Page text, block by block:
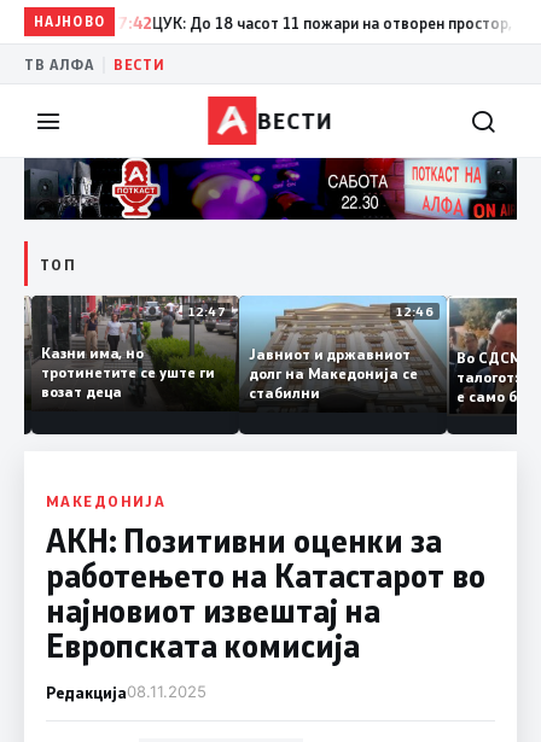
НАЈНОВО
17:42 ЦУК: До 18 часот 11 пожари на отворен простор, од кои
ТВ АЛФА ВЕСТИ
ВЕСТИ
ТОП
12:50
и
12:47
Казни има, но
тротинетите се уште ги
возат деца
12:46
Јавниот и државниот
долг на Македонија се
стабилни
Во
е само
копија
Заев
МАКЕДОНИЈА
АКН: Позитивни оценки за
работењето на Катастарот во
најновиот извештај на
Европската комисија
Редакција08.11.2025